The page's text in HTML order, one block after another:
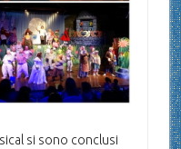
si sono conclusi